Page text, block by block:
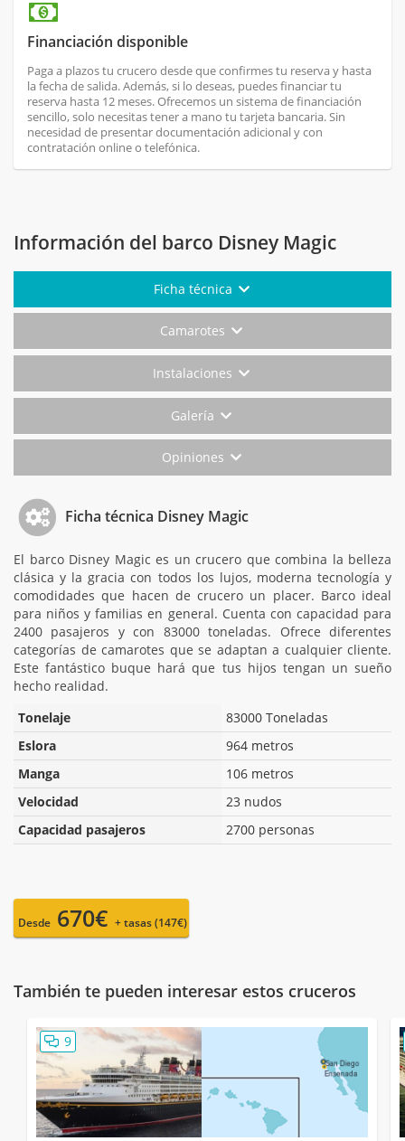
Financiación disponible
Paga a plazos tu crucero desde que confirmes tu reserva y hasta
la fecha de salida. Además, si lo deseas, puedes financiar tu
reserva hasta 12 meses. Ofrecemos un sistema de financiación
sencillo, solo necesitas tener a mano tu tarjeta bancaria. Sin
necesidad de presentar documentación adicional y con
contratación online o telefónica.
Información del barco Disney Magic
Ficha técnica
Camarotes
Instalaciones
Galería
Opiniones
Ficha técnica Disney Magic
El barco Disney Magic es un crucero que combina la belleza
clásica y la gracia con todos los lujos, moderna tecnología y
comodidades que hacen de crucero un placer. Barco ideal
para niños y familias en general. Cuenta con capacidad para
2400 pasajeros y con 83000 toneladas. Ofrece diferentes
categorías de camarotes que se adaptan a cualquier cliente.
Este fantástico buque hará que tus hijos tengan un sueño
hecho realidad.
Tonelaje
83000 Toneladas
Eslora
964 metros
Manga
106 metros
Velocidad
23 nudos
Capacidad pasajeros
2700 personas
Desde 670€ + tasas (147€)
También te pueden interesar estos cruceros
9